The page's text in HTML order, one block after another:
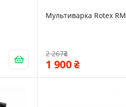
Мультиварка Rotex
2 267
1 900